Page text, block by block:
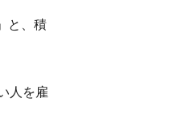
と、積
人を雇